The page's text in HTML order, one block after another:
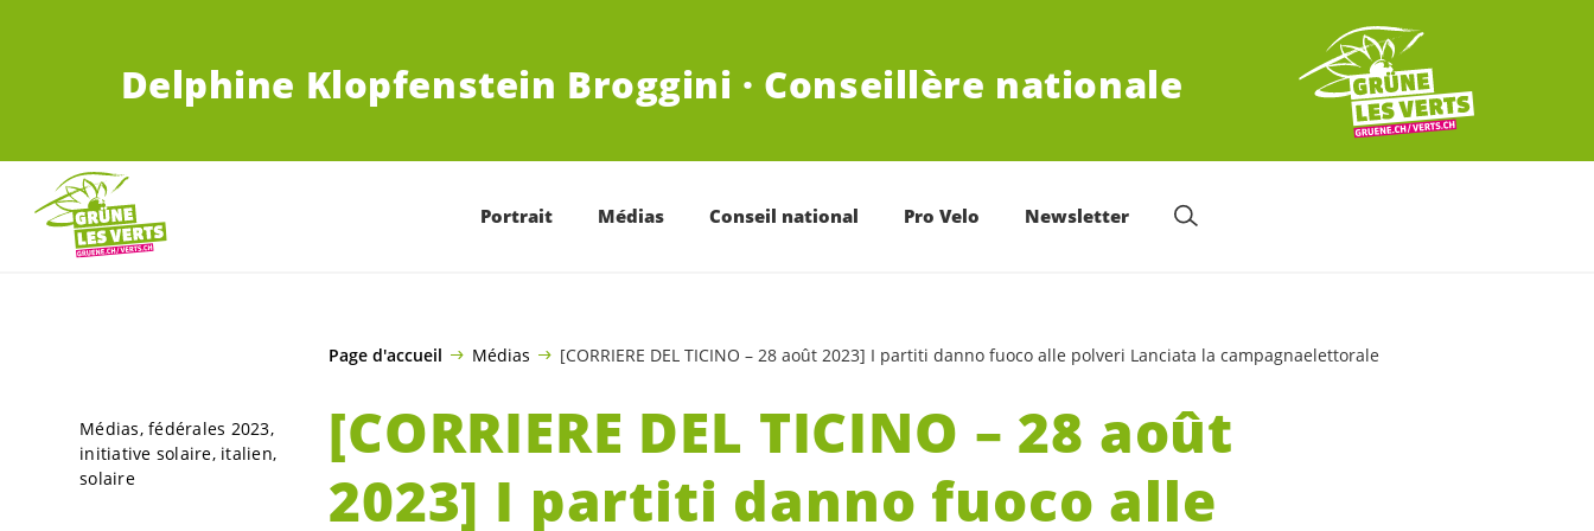
Delphine Klopfenstein Broggini · Conseillère nationale
Portrait Médias Conseil national Pro Velo Newsletter
Page d'accueil Médias [CORRIERE DEL TICINO – 28 août 2023] I partiti danno fuoco alle polveri Lanciata la campagnaelettorale
[CORRIERE DEL TICINO – 28 août
2023] I partiti danno fuoco alle
Médias fédérales 2023
initiative solaire italien
solaire